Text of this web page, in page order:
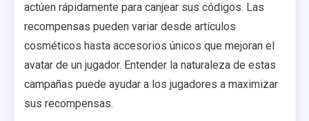
actúen rápidamente para canjear sus códigos. Las
recompensas pueden variar desde artículos
cosméticos hasta accesorios únicos que mejoran el
avatar de un jugador. Entender la naturaleza de estas
campañas puede ayudar a los jugadores a maximizar
sus recompensas.